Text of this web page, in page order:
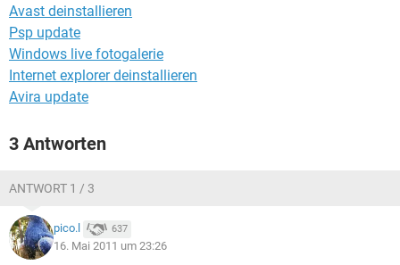
Avast deinstallieren
Psp update
Windows live fotogalerie
Internet explorer deinstallieren
Avira update
3 Antworten
ANTWORT 1 / 3
pico.l 637
16. Mai 2011 um 23:26